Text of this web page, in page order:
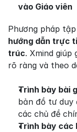
vào Giáo viên
hướng dẫn trực
trúc. Xmind giúp
rõ ràng và theo
Trình bày bài
bản đồ tư duy
các chủ đề
Trình bày các